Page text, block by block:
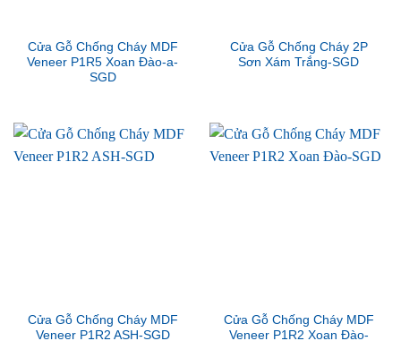
Cửa Gỗ Chống Cháy MDF
Veneer P1R5 Xoan Đào-a-
SGD
Cửa Gỗ Chống Cháy 2P
Sơn Xám Trắng-SGD
Cửa Gỗ Chống Cháy MDF
Veneer P1R2 ASH-SGD
Cửa Gỗ Chống Cháy MDF
Veneer P1R2 Xoan Đào-